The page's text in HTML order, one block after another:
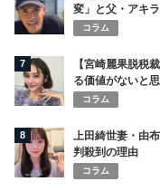
変」と父・アキ
コラム
7
【宮崎麗果脱税
る価値がないと
コラム
8
上田綺世妻・由
判殺到の理由
コラム